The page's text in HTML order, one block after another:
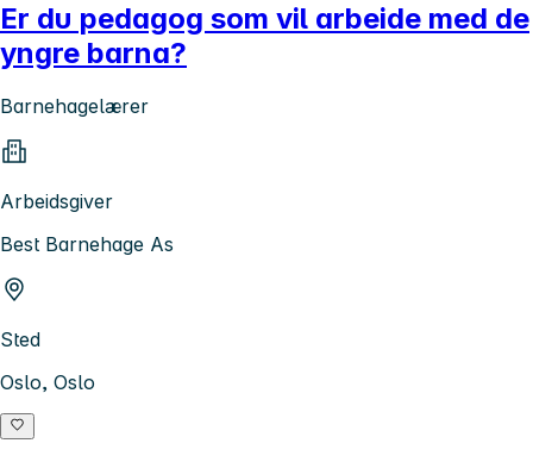
Er du pedagog som vil arbeide med de
yngre barna?
Barnehagelærer
Arbeidsgiver
Best Barnehage As
Sted
Oslo, Oslo